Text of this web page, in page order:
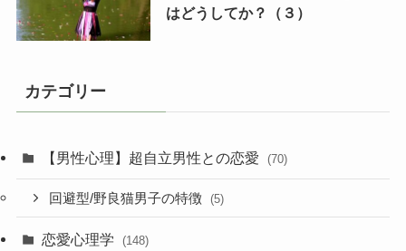
はどうしてか？（３）
カテゴリー
【男性心理】超自立男性との恋愛 (70)
回避型/野良猫男子の特徴 (5)
恋愛心理学 (148)